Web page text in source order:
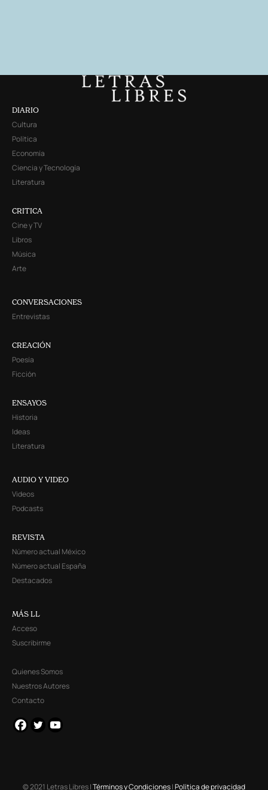
DIARIO
Cultura
Política
Economía
Ciencia y Tecnología
Literatura
CRITICA
Cine y TV
Libros
Música
Arte
CONVERSACIONES
Entrevistas
CREACIÓN
Poesía
Ficción
ENSAYOS
Historia
Ideas
Literatura
AUDIO Y VIDEO
Videos
Podcasts
REVISTA
Número actual México
Número actual España
Destacados
MÁS LL
Acceso
Suscribirme
Quienes Somos
Nuestros Autores
Contacto
© 2021 Letras Libres |Términos y Condiciones|Política de privacidad